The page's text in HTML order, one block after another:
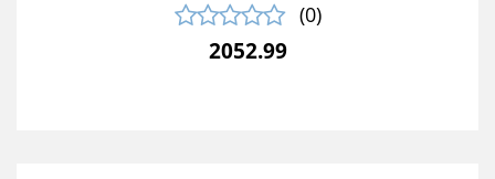
(0)
2052.99